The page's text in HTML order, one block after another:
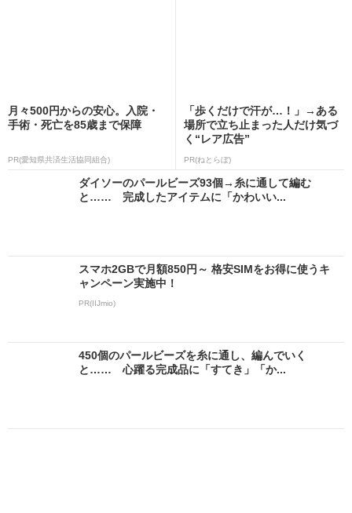
月々500円からの安心。入院・
手術・死亡を85歳まで保障
PR(愛知県共済生活協同組合)
「歩くだけで汗が…！」→ある
場所で立ち止まった人だけ気づ
く“レア広告”
PR(ねとらぼ)
ダイソーのパールビーズ93個→糸に通して編む
と…… 完成したアイテムに「かわいい...
スマホ2GBで月額850円～ 格安SIMをお得に使うキ
ャンペーン実施中！
PR(IIJmio)
450個のパールビーズを糸に通し、編んでいく
と…… 心躍る完成品に「すてき」「か...